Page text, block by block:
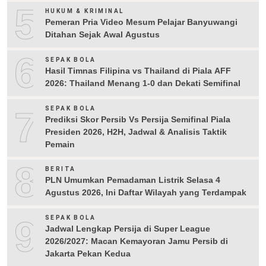
5 HUKUM & KRIMINAL
Pemeran Pria Video Mesum Pelajar Banyuwangi
Ditahan Sejak Awal Agustus
6 SEPAK BOLA
Hasil Timnas Filipina vs Thailand di Piala AFF
2026: Thailand Menang 1-0 dan Dekati Semifinal
7 SEPAK BOLA
Prediksi Skor Persib Vs Persija Semifinal Piala
Presiden 2026, H2H, Jadwal & Analisis Taktik
Pemain
8 BERITA
PLN Umumkan Pemadaman Listrik Selasa 4
Agustus 2026, Ini Daftar Wilayah yang Terdampak
9 SEPAK BOLA
Jadwal Lengkap Persija di Super League
2026/2027: Macan Kemayoran Jamu Persib di
Jakarta Pekan Kedua